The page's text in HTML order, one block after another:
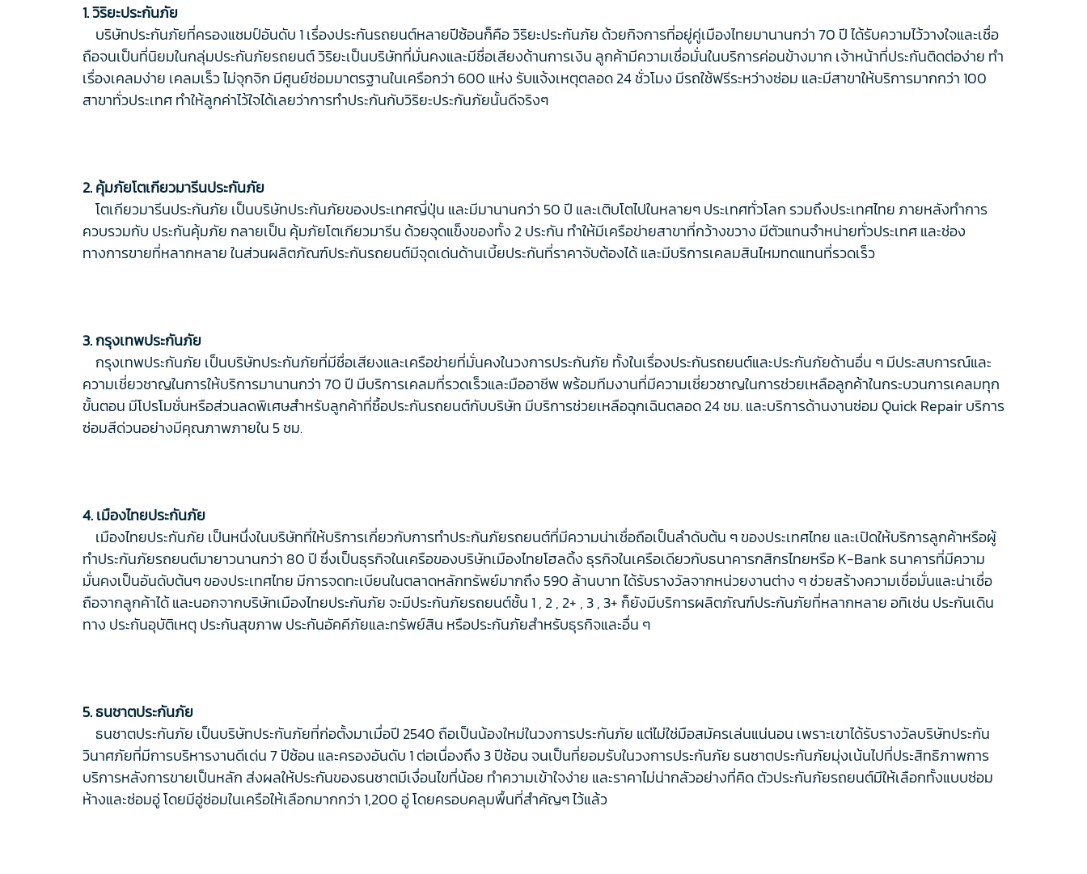
1. วิริยะประกันภัย
บริษัทประกันภัยที่ครองแชมป์อันดับ 1 เรื่องประกันรถยนต์หลายปีซ้อนก็คือ วิริยะประกันภัย ด้วยกิจการที่อยู่คู่เมืองไทยมานานกว่า 70 ปี ได้รับความไว้วางใจและเชื่อ
ถือจนเป็นที่นิยมในกลุ่มประกันภัยรถยนต์ วิริยะเป็นบริษัทที่มั่นคงและมีชื่อเสียงด้านการเงิน ลูกค้ามีความเชื่อมั่นในบริการค่อนข้างมาก เจ้าหน้าที่ประกันติดต่อง่าย ทำ
เรื่องเคลมง่าย เคลมเร็ว ไม่จุกจิก มีศูนย์ซ่อมมาตรฐานในเครือกว่า 600 แห่ง รับแจ้งเหตุตลอด 24 ชั่วโมง มีรถใช้ฟรีระหว่างซ่อม และมีสาขาให้บริการมากกว่า 100
สาขาทั่วประเทศ ทำให้ลูกค่าไว้ใจได้เลยว่าการทำประกันกับวิริยะประกันภัยนั้นดีจริงๆ
2. คุ้มภัยโตเกียวมารีนประกันภัย
โตเกียวมารีนประกันภัย เป็นบริษัทประกันภัยของประเทศญี่ปุ่น และมีมานานกว่า 50 ปี และเติบโตไปในหลายๆ ประเทศทั่วโลก รวมถึงประเทศไทย ภายหลังทำการ
ควบรวมกับ ประกันคุ้มภัย กลายเป็น คุ้มภัยโตเกียวมารีน ด้วยจุดแข็งของทั้ง 2 ประกัน ทำให้มีเครือข่ายสาขาที่กว้างขวาง มีตัวแทนจำหน่ายทั่วประเทศ และช่อง
ทางการขายที่หลากหลาย ในส่วนผลิตภัณฑ์ประกันรถยนต์มีจุดเด่นด้านเบี้ยประกันที่ราคาจับต้องได้ และมีบริการเคลมสินไหมทดแทนที่รวดเร็ว
3. กรุงเทพประกันภัย
กรุงเทพประกันภัย เป็นบริษัทประกันภัยที่มีชื่อเสียงและเครือข่ายที่มั่นคงในวงการประกันภัย ทั้งในเรื่องประกันรถยนต์และประกันภัยด้านอื่น ๆ มีประสบการณ์และ
ความเชี่ยวชาญในการให้บริการมานานกว่า 70 ปี มีบริการเคลมที่รวดเร็วและมืออาชีพ พร้อมทีมงานที่มีความเชี่ยวชาญในการช่วยเหลือลูกค้าในกระบวนการเคลมทุก
ขั้นตอน มีโปรโมชั่นหรือส่วนลดพิเศษสำหรับลูกค้าที่ซื้อประกันรถยนต์กับบริษัท มีบริการช่วยเหลือฉุกเฉินตลอด 24 ชม. และบริการด้านงานซ่อม Quick Repair บริการ
ซ่อมสีด่วนอย่างมีคุณภาพภายใน 5 ชม.
4. เมืองไทยประกันภัย
เมืองไทยประกันภัย เป็นหนึ่งในบริษัทที่ให้บริการเกี่ยวกับการทำประกันภัยรถยนต์ที่มีความน่าเชื่อถือเป็นลำดับต้น ๆ ของประเทศไทย และเปิดให้บริการลูกค้าหรือผู้
ทำประกันภัยรถยนต์มายาวนานกว่า 80 ปี ซึ่งเป็นธุรกิจในเครือของบริษัทเมืองไทยโฮลดิ้ง ธุรกิจในเครือเดียวกับธนาคารกสิกรไทยหรือ K-Bank ธนาคารที่มีความ
มั่นคงเป็นอันดับต้นๆ ของประเทศไทย มีการจดทะเบียนในตลาดหลักทรัพย์มากถึง 590 ล้านบาท ได้รับรางวัลจากหน่วยงานต่าง ๆ ช่วยสร้างความเชื่อมั่นและน่าเชื่อ
ถือจากลูกค้าได้ และนอกจากบริษัทเมืองไทยประกันภัย จะมีประกันภัยรถยนต์ชั้น 1 , 2 , 2+ , 3 , 3+ ก็ยังมีบริการผลิตภัณฑ์ประกันภัยที่หลากหลาย อทิเช่น ประกันเดิน
ทาง ประกันอุบัติเหตุ ประกันสุขภาพ ประกันอัคคีภัยและทรัพย์สิน หรือประกันภัยสำหรับธุรกิจและอื่น ๆ
5. ธนชาตประกันภัย
ธนชาตประกันภัย เป็นบริษัทประกันภัยที่ก่อตั้งมาเมื่อปี 2540 ถือเป็นน้องใหม่ในวงการประกันภัย แต่ไม่ใช่มือสมัครเล่นแน่นอน เพราะเขาได้รับรางวัลบริษัทประกัน
วินาศภัยที่มีการบริหารงานดีเด่น 7 ปีซ้อน และครองอันดับ 1 ต่อเนื่องถึง 3 ปีซ้อน จนเป็นที่ยอมรับในวงการประกันภัย ธนชาตประกันภัยมุ่งเน้นไปที่ประสิทธิภาพการ
บริการหลังการขายเป็นหลัก ส่งผลให้ประกันของธนชาตมีเงื่อนไขที่น้อย ทำความเข้าใจง่าย และราคาไม่น่ากลัวอย่างที่คิด ตัวประกันภัยรถยนต์มีให้เลือกทั้งแบบซ่อม
ห้างและซ่อมอู่ โดยมีอู่ซ่อมในเครือให้เลือกมากกว่า 1,200 อู่ โดยครอบคลุมพื้นที่สำคัญๆ ไว้แล้ว